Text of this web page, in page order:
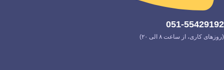
051-55429192
(روزهای کاری، از ساعت ۸ الی ۲۰)